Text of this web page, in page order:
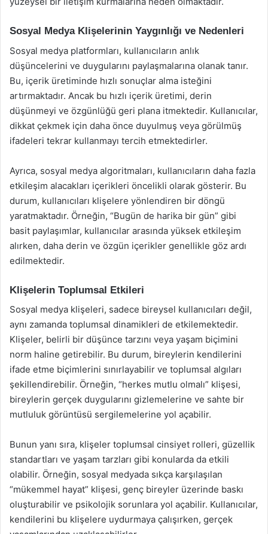
Sosyal Medya Klişelerinin Yaygınlığı ve Nedenleri
Sosyal medya platformları, kullanıcıların anlık
düşüncelerini ve duygularını paylaşmalarına olanak tanır.
Bu, içerik üretiminde hızlı sonuçlar alma isteğini
artırmaktadır. Ancak bu hızlı içerik üretimi, derin
düşünmeyi ve özgünlüğü geri plana itmektedir. Kullanıcılar,
dikkat çekmek için daha önce duyulmuş veya görülmüş
ifadeleri tekrar kullanmayı tercih etmektedirler.
Ayrıca, sosyal medya algoritmaları, kullanıcıların daha fazla
etkileşim alacakları içerikleri öncelikli olarak gösterir. Bu
durum, kullanıcıları klişelere yönlendiren bir döngü
yaratmaktadır. Örneğin, “Bugün de harika bir gün” gibi
basit paylaşımlar, kullanıcılar arasında yüksek etkileşim
alırken, daha derin ve özgün içerikler genellikle göz ardı
edilmektedir.
Klişelerin Toplumsal Etkileri
Sosyal medya klişeleri, sadece bireysel kullanıcıları değil,
aynı zamanda toplumsal dinamikleri de etkilemektedir.
Klişeler, belirli bir düşünce tarzını veya yaşam biçimini
norm haline getirebilir. Bu durum, bireylerin kendilerini
ifade etme biçimlerini sınırlayabilir ve toplumsal algıları
şekillendirebilir. Örneğin, “herkes mutlu olmalı” klişesi,
bireylerin gerçek duygularını gizlemelerine ve sahte bir
mutluluk görüntüsü sergilemelerine yol açabilir.
Bunun yanı sıra, klişeler toplumsal cinsiyet rolleri, güzellik
standartları ve yaşam tarzları gibi konularda da etkili
olabilir. Örneğin, sosyal medyada sıkça karşılaşılan
“mükemmel hayat” klişesi, genç bireyler üzerinde baskı
oluşturabilir ve psikolojik sorunlara yol açabilir. Kullanıcılar,
kendilerini bu klişelere uydurmaya çalışırken, gerçek